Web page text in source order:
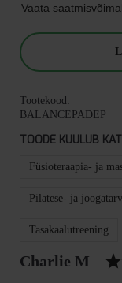
Vaata
Tootekood:
BALANCEPADEP
TOODE KUULUB
Füsioteraapia- ja
Pilatese- ja
Tasakaalutreening
Tunnustus
Autor:
Charlie M